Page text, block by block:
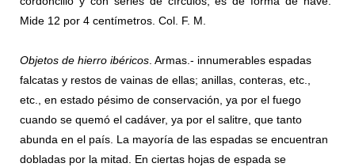
Mide 12 por 4 centímetros. Col. F. M.
Objetos de hierro ibéricos. Armas.- innumerables espadas
falcatas y restos de vainas de ellas; anillas, conteras, etc.,
etc., en estado pésimo de conservación, ya por el fuego
cuando se quemó el cadáver, ya por el salitre, que tanto
abunda en el país. La mayoría de las espadas se encuentran
dobladas por la mitad. En ciertas hojas de espada se